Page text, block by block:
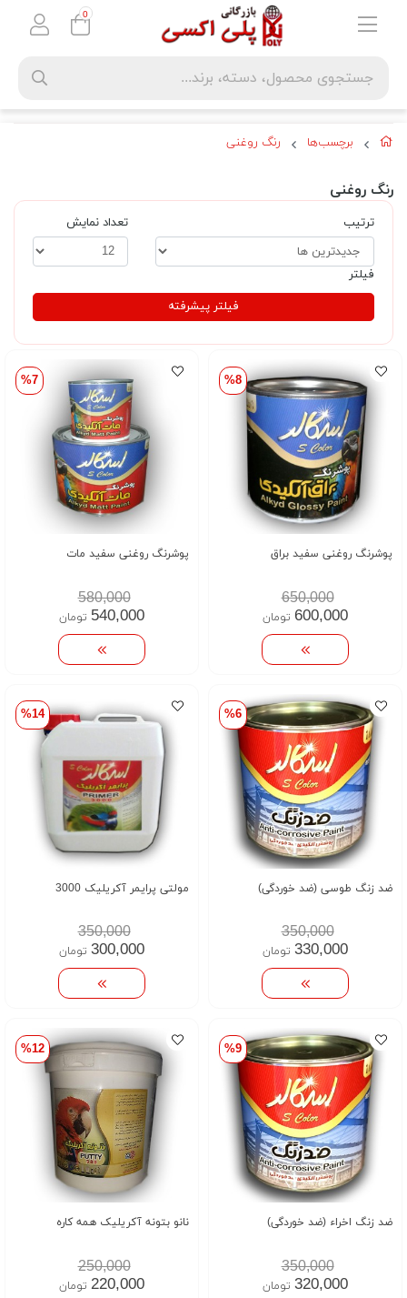
برچسب‌ها رنگ روغنی
رنگ روغنی
ترتیب تعداد نمایش
فیلتر
فیلتر پیشرفته
%8
پوشرنگ روغنی سفید براق
650,000
600,000 تومان
%7
پوشرنگ روغنی سفید مات
580,000
540,000 تومان
%6
ضد زنگ طوسی (ضد خوردگی)
350,000
330,000 تومان
%14
مولتی پرایمر آکریلیک 3000
350,000
300,000 تومان
%9
ضد زنگ اخراء (ضد خوردگی)
350,000
320,000 تومان
%12
نانو بتونه آکریلیک همه کاره
250,000
220,000 تومان
0